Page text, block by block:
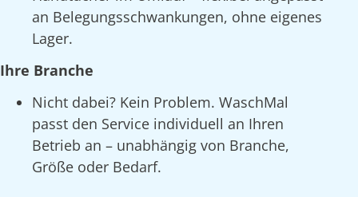
an Belegungsschwankungen, ohne eigenes
Lager.
Ihre Branche
Nicht dabei? Kein Problem. WaschMal
passt den Service individuell an Ihren
Betrieb an – unabhängig von Branche,
Größe oder Bedarf.